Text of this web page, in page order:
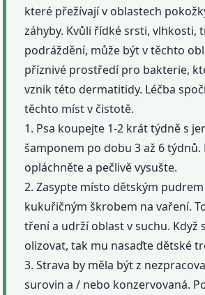
které přežívají v oblastech
záhyby. Kvůli řídké srsti, vlhkosti,
podráždění, může být v těchto
příznivé prostředí pro bakterie,
vznik této dermatitidy. Léčba
těchto míst v čistotě.
1. Psa koupejte 1-2 krát týdně s
šamponem po dobu 3 až 6 týdnů.
opláchněte a pečlivě vysušte.
2. Zasypte místo dětským
kukuřičným škrobem na vaření.
tření a udrží oblast v suchu. Když
olizovat, tak mu nasaďte dětské
3. Strava by měla být z
surovin a / nebo konzervovaná.